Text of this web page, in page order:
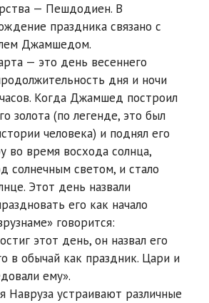
— Пешдодиен. В
праздника связано с
Джамшедом.
— это день весеннего
дня и ночи
Когда Джамшед построил
золота (по легенде, это был
человека) и поднял его
во время восхода солнца,
солнечным светом, и стало
Этот день назвали
его как начало
говорится:
этот день, он назвал его
в обычай как праздник. Цари и
ему».
Навруза устраивают различные